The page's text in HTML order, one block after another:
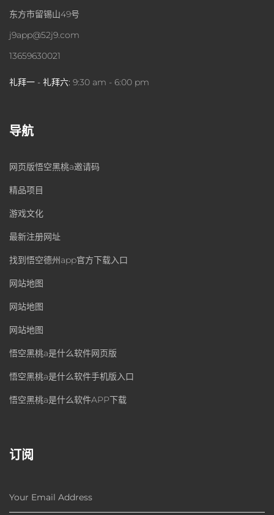
东方市留锡山49号
j9app@52j9.com
13659630021
礼拜一 - 礼拜六: 9:30 am - 6:00 pm
导航
网页版悟空黑桃a邀请码
精品项目
游戏文化
最新注册网址
找到悟空德州app官方下载入口
网站地图
网站地图
网站地图
悟空黑桃a是什么软件网页版
悟空黑桃a是什么软件手机版入口
悟空黑桃a是什么软件APP下载
订阅
Your Email Address